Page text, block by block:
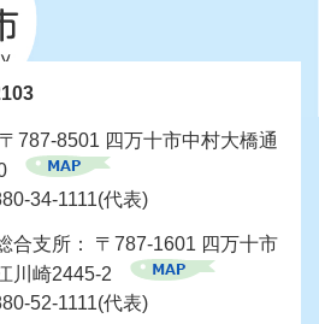
787-8501 四万十市中村大橋通
34-1111(代表)
合支所： 〒787-1601 四万十市
川崎2445-2
52-1111(代表)